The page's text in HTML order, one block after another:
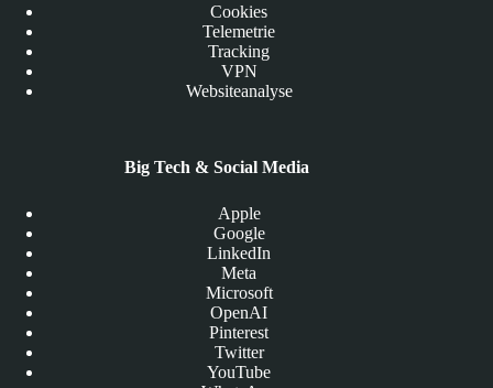
Cookies
Telemetrie
Tracking
VPN
Websiteanalyse
Big Tech & Social Media
Apple
Google
LinkedIn
Meta
Microsoft
OpenAI
Pinterest
Twitter
YouTube